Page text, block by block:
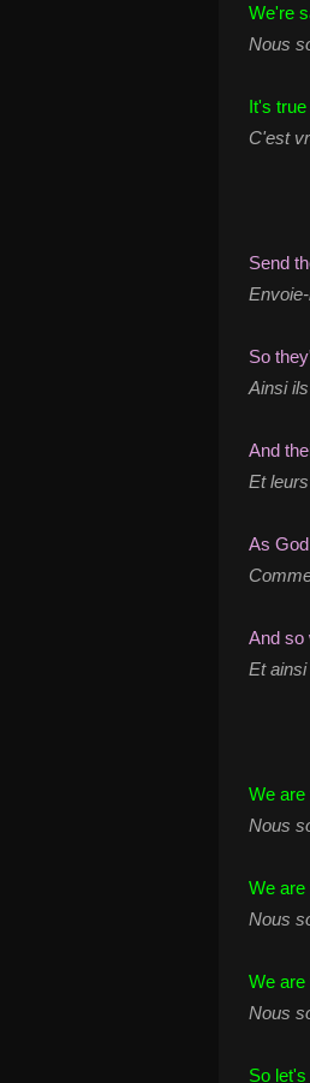
We're
Nous
It's
C'est
Send
So
Ainsi
And
Et
As
And so
Et
We are
Nous
We are
Nous
We are
Nous
So